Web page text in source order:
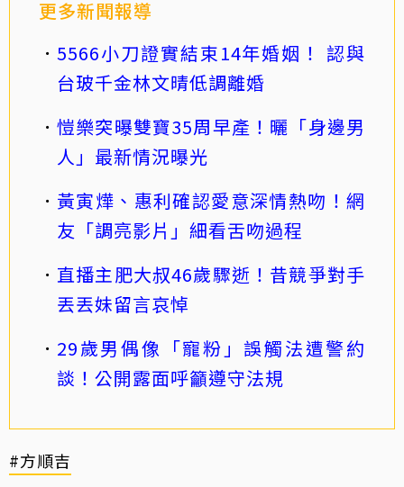
更多新聞報導
5566小刀證實結束14年婚姻！ 認與
台玻千金林文晴低調離婚
愷樂突曝雙寶35周早產！曬「身邊男
人」最新情況曝光
黃寅燁、惠利確認愛意深情熱吻！網
友「調亮影片」細看舌吻過程
直播主肥大叔46歲驟逝！昔競爭對手
丟丟妹留言哀悼
29歲男偶像「寵粉」誤觸法遭警約
談！公開露面呼籲遵守法規
#方順吉